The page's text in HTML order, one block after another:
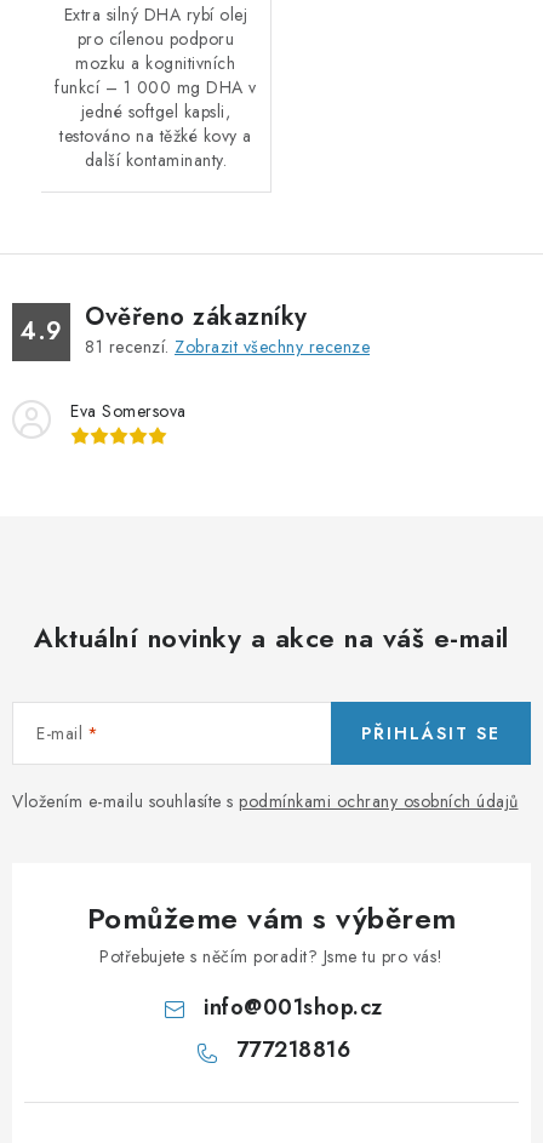
Extra silný DHA rybí olej
pro cílenou podporu
mozku a kognitivních
funkcí – 1 000 mg DHA v
jedné softgel kapsli,
testováno na těžké kovy a
další kontaminanty.
4.9 Ověřeno zákazníky
81 recenzí. Zobrazit všechny recenze
Eva Somersova
Aktuální novinky a akce na váš e-mail
E-mail
Vložením e-mailu souhlasíte s podmínkami ochrany osobních údajů
PŘIHLÁSIT SE
Pomůžeme vám s výběrem
Potřebujete s něčím poradit? Jsme tu pro vás!
info@001shop.cz
777218816